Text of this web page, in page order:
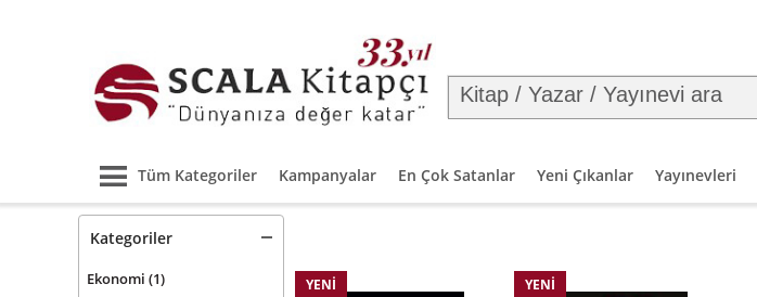
Tüm Kategoriler Kampanyalar En Çok Satanlar Yeni Çıkanlar Yayınevleri
Kategoriler
Ekonomi (1)
YENI YENI